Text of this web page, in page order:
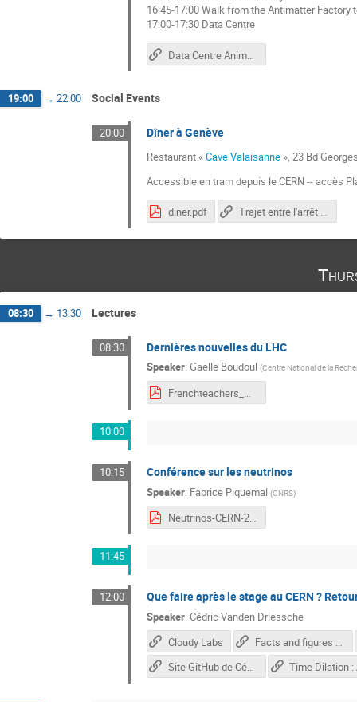
16:45-17:00 Walk from the Antimatter Factory
17:00-17:30 Data Centre
Data Centre Animations
19:00 → 22:00 Social Events
20:00 Dîner à Genève
Restaurant «Cave Valaisanne », 23 Bd
Accessible en tram depuis le CERN -- accès
diner.pdf Trajet entre l'arrêt du tram et le restaurant.
08:30 → 13:30 Lectures
08:30 Dernières nouvelles du LHC
Speaker: Gaelle Boudoul (Centre National de la
Frenchteachers_GB_2024.pdf
10:00
10:15 Conférence sur les neutrinos
Speaker: Fabrice Piquemal (CNRS)
Neutrinos-CERN-2024-pdf.pdf
11:45
12:00 Que faire après le stage au CERN ?
Speaker: Cédric Vanden Driessche
Cloudy Labs
Facts and figures about the LHC
Site GitHub de Cédric